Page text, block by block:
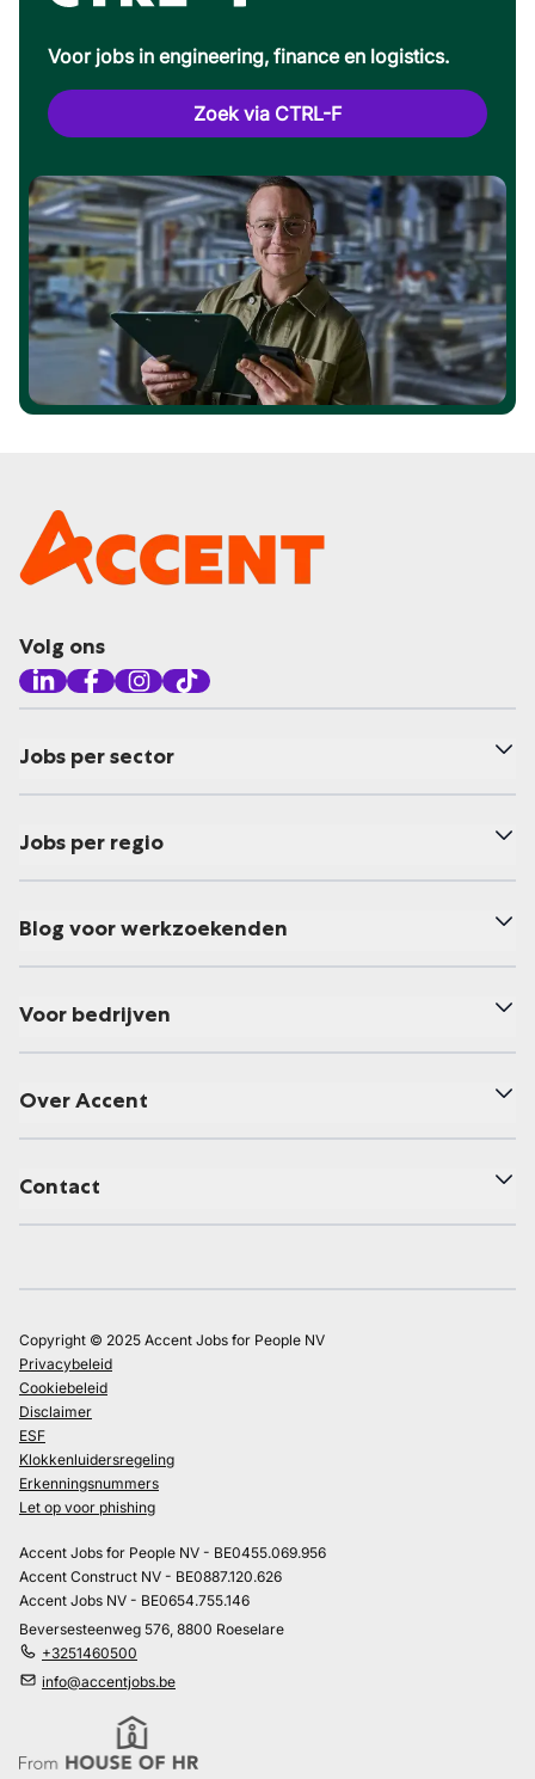
Voor jobs in engineering, finance en logistics.
Zoek via CTRL-F
Volg ons
Jobs per sector
Jobs per regio
Blog voor werkzoekenden
Voor bedrijven
Over Accent
Contact
Copyright © 2025 Accent Jobs for People NV
Privacybeleid
Cookiebeleid
Disclaimer
ESF
Klokkenluidersregeling
Erkenningsnummers
Let op voor phishing
Accent Jobs for People NV - BE0455.069.956
Accent Construct NV - BE0887.120.626
Accent Jobs NV - BE0654.755.146
Beversesteenweg 576, 8800 Roeselare
+3251460500
info@accentjobs.be